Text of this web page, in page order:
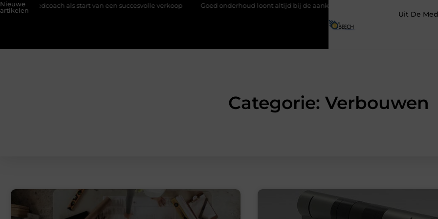
Nieuwe
artikelen
als start van een succesvolle verkoop Goed onderhoud loont altijd bij de aankoop van een scooter in Antwerpen
Uit De
Categorie: Verbouwen